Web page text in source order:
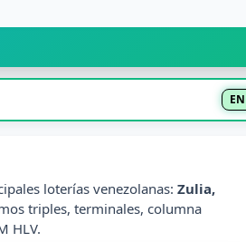
loterías venezolanas: Zulia,
triples, terminales, columna
HLV.